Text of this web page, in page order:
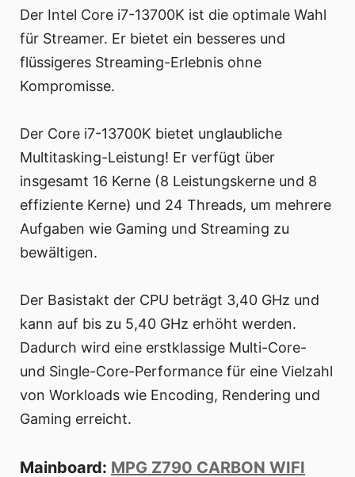
Der Intel Core i7-13700K ist die optimale Wahl
für Streamer. Er bietet ein besseres und
flüssigeres Streaming-Erlebnis ohne
Kompromisse.
Der Core i7-13700K bietet unglaubliche
Multitasking-Leistung! Er verfügt über
insgesamt 16 Kerne (8 Leistungskerne und 8
effiziente Kerne) und 24 Threads, um mehrere
Aufgaben wie Gaming und Streaming zu
bewältigen.
Der Basistakt der CPU beträgt 3,40 GHz und
kann auf bis zu 5,40 GHz erhöht werden.
Dadurch wird eine erstklassige Multi-Core-
und Single-Core-Performance für eine Vielzahl
von Workloads wie Encoding, Rendering und
Gaming erreicht.
Mainboard: MPG Z790 CARBON WIFI